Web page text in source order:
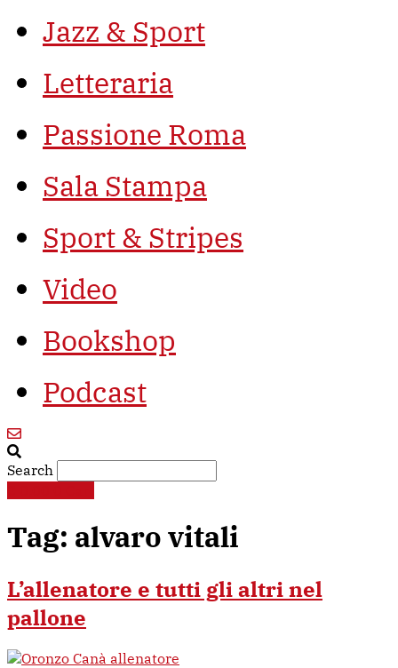
Jazz & Sport
Letteraria
Passione Roma
Sala Stampa
Sport & Stripes
Video
Bookshop
Podcast
Search
Tag: alvaro vitali
L’allenatore e tutti gli altri nel
pallone